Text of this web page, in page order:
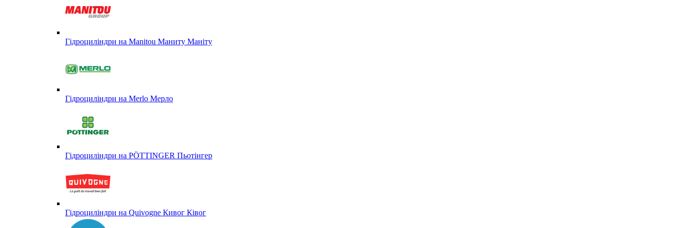
Гідроциліндри на Manitou Маниту Маніту
Гідроциліндри на Merlo Мерло
Гідроциліндри на PÖTTINGER Пьотінгер
Гідроциліндри на Quivogne Кивог Ківог